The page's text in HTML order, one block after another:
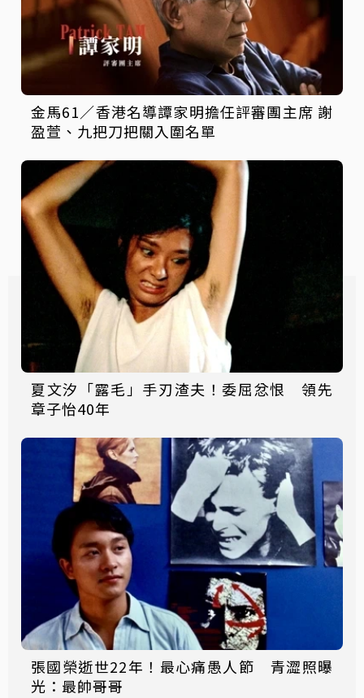
金馬61／香港名導譚家明擔任評審團主席 謝
盈萱、九把刀把關入圍名單
夏文汐「露毛」手刃渣夫！委屈忿恨 領先
章子怡40年
張國榮逝世22年！最心痛愚人節 青澀照曝
光：最帥哥哥